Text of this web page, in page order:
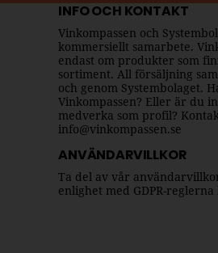
INFO OCH KONTAKT
Vinkompassen och
kommersiellt samarbete.
endast om produkter som
sortiment. All försäljning
och genom Systembolaget.
Vinkompassen? Eller är du
medverka som profil?
info@vinkompassen.se
ANVÄNDARVILLKOR
Ta del av vår
enlighet med GDPR-reglerna